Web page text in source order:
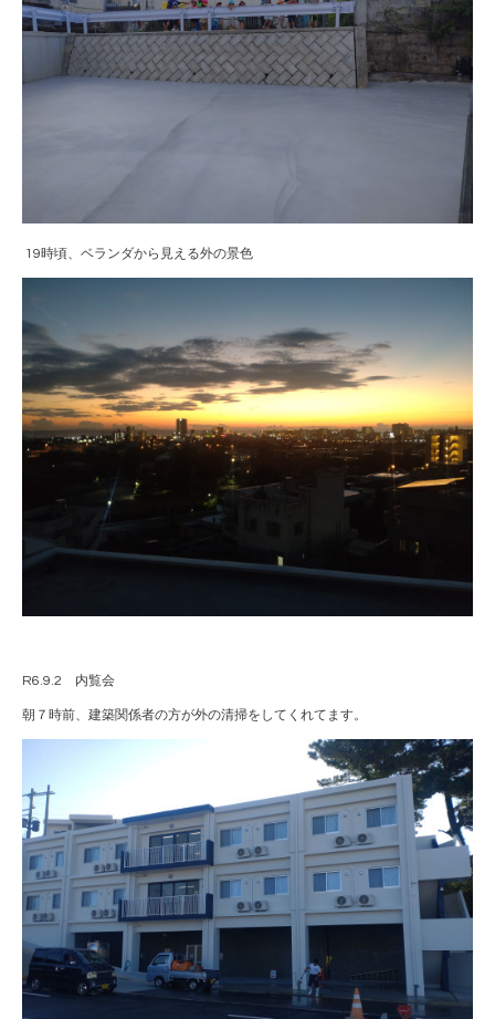
19時頃、ベランダから見える外の景色
R6.9.2 内覧会
朝７時前、建築関係者の方が外の清掃をしてくれてます。